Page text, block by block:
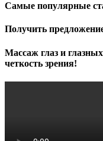
Самые популярные
Получить
Массаж глаз и
четкость зрения!